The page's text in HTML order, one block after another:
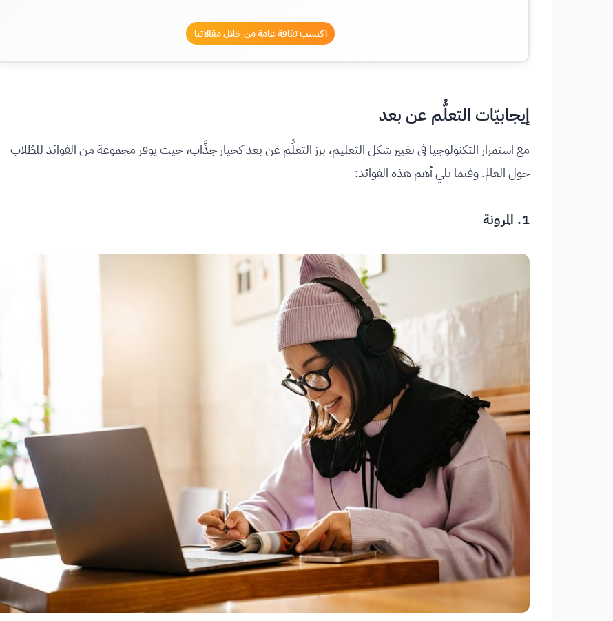
اكتسب ثقافة عامة من خلال مقالاتنا
إيجابيّات التعلُّم عن بعد
مع استمرار التكنولوجيا في تغيير شكل التعليم، برز التعلُّم عن بعد كخيار جذَّاب، حيث يوفر مجموعة من الفوائد للطُلاب
حول العالم. وفيما يلي أهم هذه الفوائد:
1. المرونة